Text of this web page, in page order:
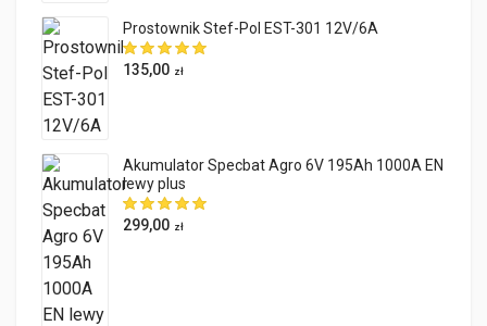
Prostownik Stef-Pol EST-301 12V/6A
135,00 zł
Akumulator Specbat Agro 6V 195Ah 1000A EN
lewy plus
299,00 zł